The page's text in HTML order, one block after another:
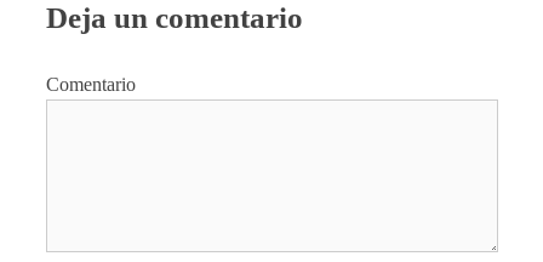
Deja un comentario
Comentario